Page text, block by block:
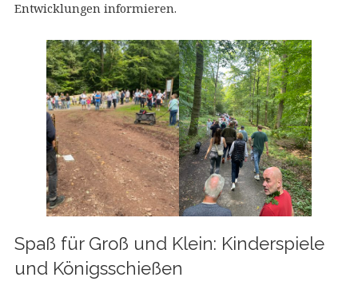
Entwicklungen informieren.
Spaß für Groß und Klein: Kinderspiele
und Königsschießen